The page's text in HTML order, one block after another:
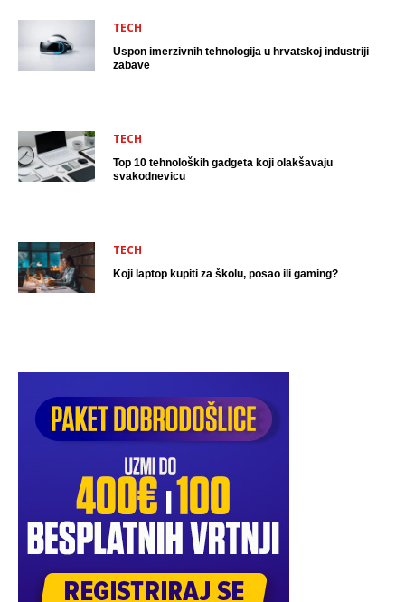
TECH
Uspon imerzivnih tehnologija u hrvatskoj industriji
zabave
TECH
Top 10 tehnoloških gadgeta koji olakšavaju
svakodnevicu
TECH
Koji laptop kupiti za školu, posao ili gaming?